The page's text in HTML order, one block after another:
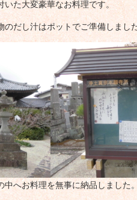
いた大変豪華なお料理です。
のだし汁はポットでご準備しまし
中へお料理を無事に納品しました